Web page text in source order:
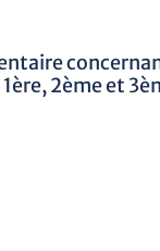
2ème et